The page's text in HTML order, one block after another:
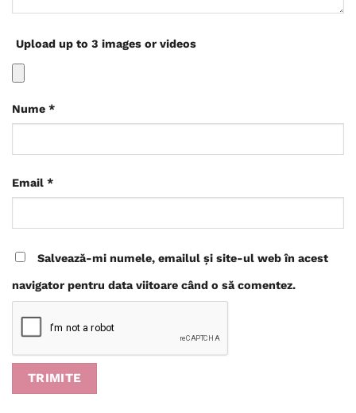
Upload up to 3 images or videos
Nume *
Email *
Salvează-mi numele, emailul și site-ul web în acest
navigator pentru data viitoare când o să comentez.